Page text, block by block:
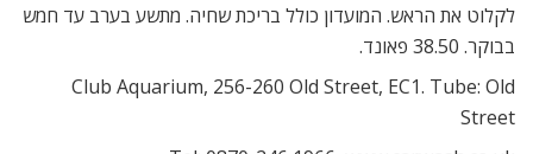
לקלוט את הראש. המועדון כולל בריכת שחיה. מתשע בערב עד חמש
בבוקר. 38.50 פאונד.
Club Aquarium, 256-260 Old Street, EC1. Tube: Old
Street